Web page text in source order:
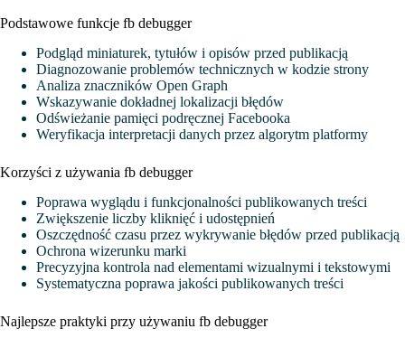
Podstawowe funkcje fb debugger
Podgląd miniaturek, tytułów i opisów przed publikacją
Diagnozowanie problemów technicznych w kodzie strony
Analiza znaczników Open Graph
Wskazywanie dokładnej lokalizacji błędów
Odświeżanie pamięci podręcznej Facebooka
Weryfikacja interpretacji danych przez algorytm platformy
Korzyści z używania fb debugger
Poprawa wyglądu i funkcjonalności publikowanych treści
Zwiększenie liczby kliknięć i udostępnień
Oszczędność czasu przez wykrywanie błędów przed publikacją
Ochrona wizerunku marki
Precyzyjna kontrola nad elementami wizualnymi i tekstowymi
Systematyczna poprawa jakości publikowanych treści
Najlepsze praktyki przy używaniu fb debugger